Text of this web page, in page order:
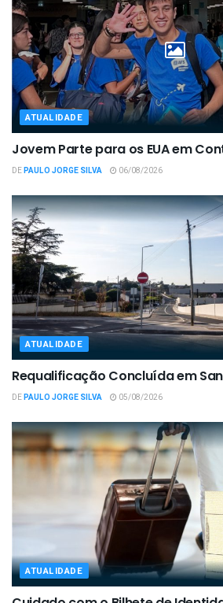
ATUALIDADE
Jovem Parte para os EUA em
DEPAULO JORGE SILVA 06/08/2026
ATUALIDADE
Requalificação Concluída em
DEPAULO JORGE SILVA 05/08/2026
ATUALIDADE